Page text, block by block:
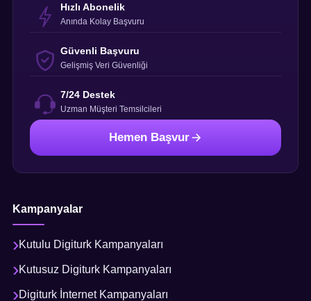
Hızlı Abonelik
Anında Kolay Başvuru
Güvenli Başvuru
Gelişmiş Veri Güvenliği
7/24 Destek
Uzman Müşteri Temsilcileri
Hemen Başvur
Kampanyalar
Kutulu Digiturk Kampanyaları
Kutusuz Digiturk Kampanyaları
Digiturk İnternet Kampanyaları